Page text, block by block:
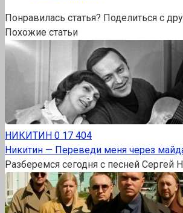
Понравилась статья? Поделиться с
Похожие статьи
НИКИТИН 0 17 404
Никитин — Переведи меня через
Разберемся сегодня с песней Сергей